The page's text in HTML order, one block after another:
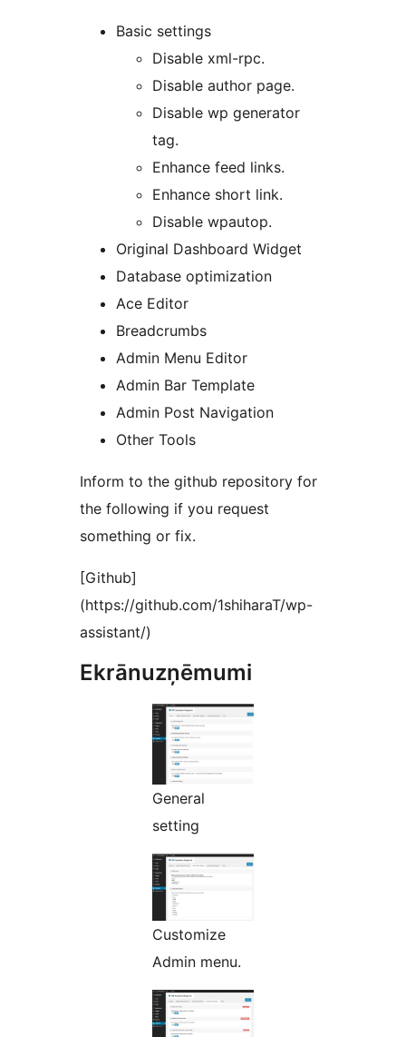
Basic settings
Disable xml-rpc.
Disable author page.
Disable wp generator
tag.
Enhance feed links.
Enhance short link.
Disable wpautop.
Original Dashboard Widget
Database optimization
Ace Editor
Breadcrumbs
Admin Menu Editor
Admin Bar Template
Admin Post Navigation
Other Tools
Inform to the github repository for
the following if you request
something or fix.
[Github]
(https://github.com/1shiharaT/wp-
assistant/)
Ekrānuzņēmumi
General
setting
Customize
Admin menu.